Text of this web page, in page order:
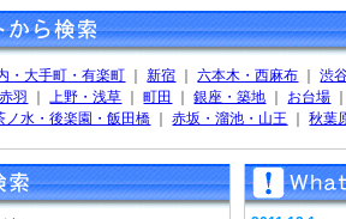
・大手町・有楽町 ｜新宿 ｜六本木・西麻布 ｜渋
羽 ｜上野・浅草 ｜町田 ｜銀座・築地 お台場
ノ水・後楽園・飯田橋 ｜赤坂・溜池・山王 ｜秋葉